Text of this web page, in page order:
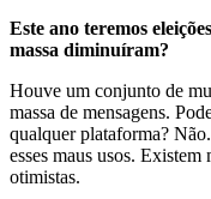
Este ano teremos
massa diminuíram?
Houve um conjunto de
massa de mensagens.
qualquer plataforma?
esses maus usos.
otimistas.